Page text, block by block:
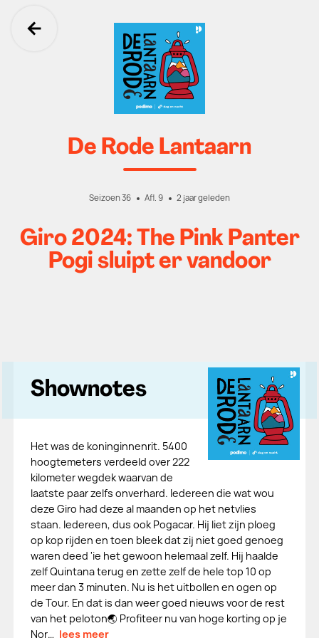
Ga terug
De Rode Lantaarn
Seizoen 36 Afl. 9 2 jaar geleden
Giro 2024: The Pink Panter
Pogi sluipt er vandoor
Shownotes
Het was de koninginnenrit. 5400
hoogtemeters verdeeld over 222
kilometer wegdek waarvan de
laatste paar zelfs onverhard. Iedereen die wat wou
deze Giro had deze al maanden op het netvlies
staan. Iedereen, dus ook Pogacar. Hij liet zijn ploeg
op kop rijden en toen bleek dat zij niet goed genoeg
waren deed 'ie het gewoon helemaal zelf. Hij haalde
zelf Quintana terug en zette zelf de hele top 10 op
meer dan 3 minuten. Nu is het uitbollen en ogen op
de Tour. En dat is dan weer goed nieuws voor de rest
van het peloton🌏 Profiteer nu van hoge korting op je
Nor… lees meer